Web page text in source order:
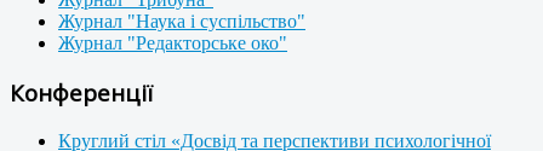
Журнал "Наука і суспільство"
Журнал "Редакторське око"
Конференції
Круглий стіл «Досвід та перспективи психологічної